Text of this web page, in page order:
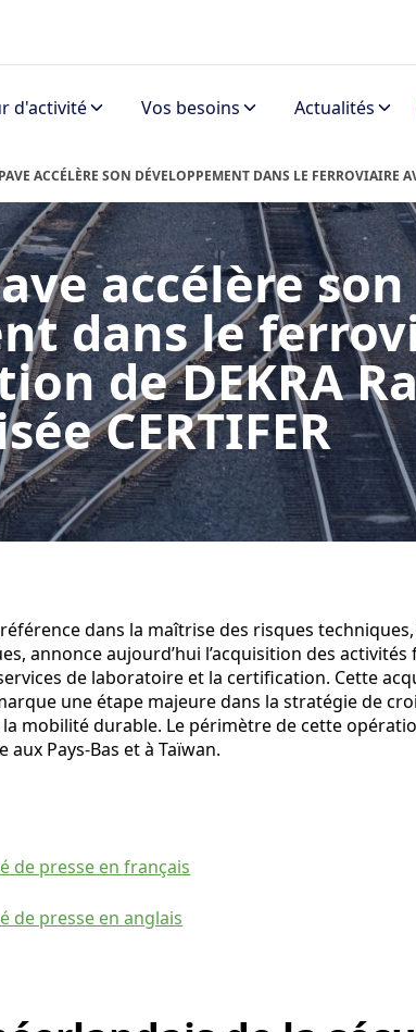
d'activité Vos besoins Actualités
ACCÉLÈRE SON DÉVELOPPEMENT DANS LE FERROVIAIRE
accélère son
dans le
de DEKRA
CERTIFER
dans la maîtrise des risques
annonce aujourd’hui l’acquisition des
de laboratoire et la certification. Cette
une étape majeure dans la stratégie de
mobilité durable. Le périmètre de cette
aux Pays-Bas et à Taïwan.
de presse en français
de presse en anglais